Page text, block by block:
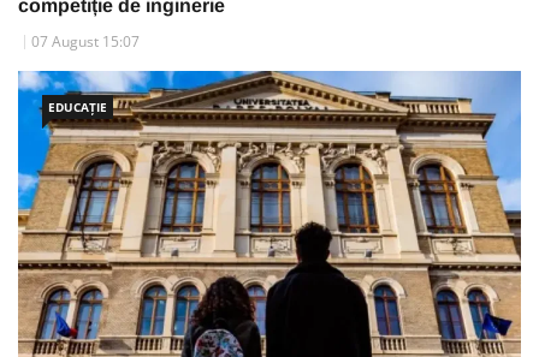
competiție de inginerie
07 August 15:07
EDUCAȚIE